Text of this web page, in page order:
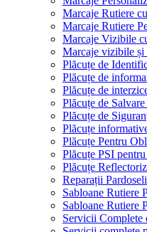
Marcaje Rutiere
Marcaje Rutiere
Marcaje Vizibile
Marcaje vizibile și
Plăcuțe de
Plăcuțe de
Plăcuțe de
Plăcuțe de
Plăcuțe de
Plăcuțe
Plăcuțe Pentru
Plăcuțe PSI
Plăcuțe
Reparații
Sabloane Rutiere
Sabloane Rutiere
Servicii Complete